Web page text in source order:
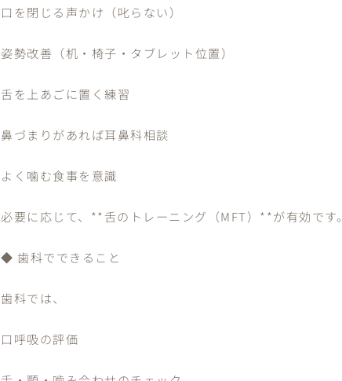
口を閉じる声かけ（叱らない）
姿勢改善（机・椅子・タブレット位置）
舌を上あごに置く練習
鼻づまりがあれば耳鼻科相談
よく噛む食事を意識
必要に応じて、**舌のトレーニング（MFT）**が有効です。
◆ 歯科でできること
歯科では、
口呼吸の評価